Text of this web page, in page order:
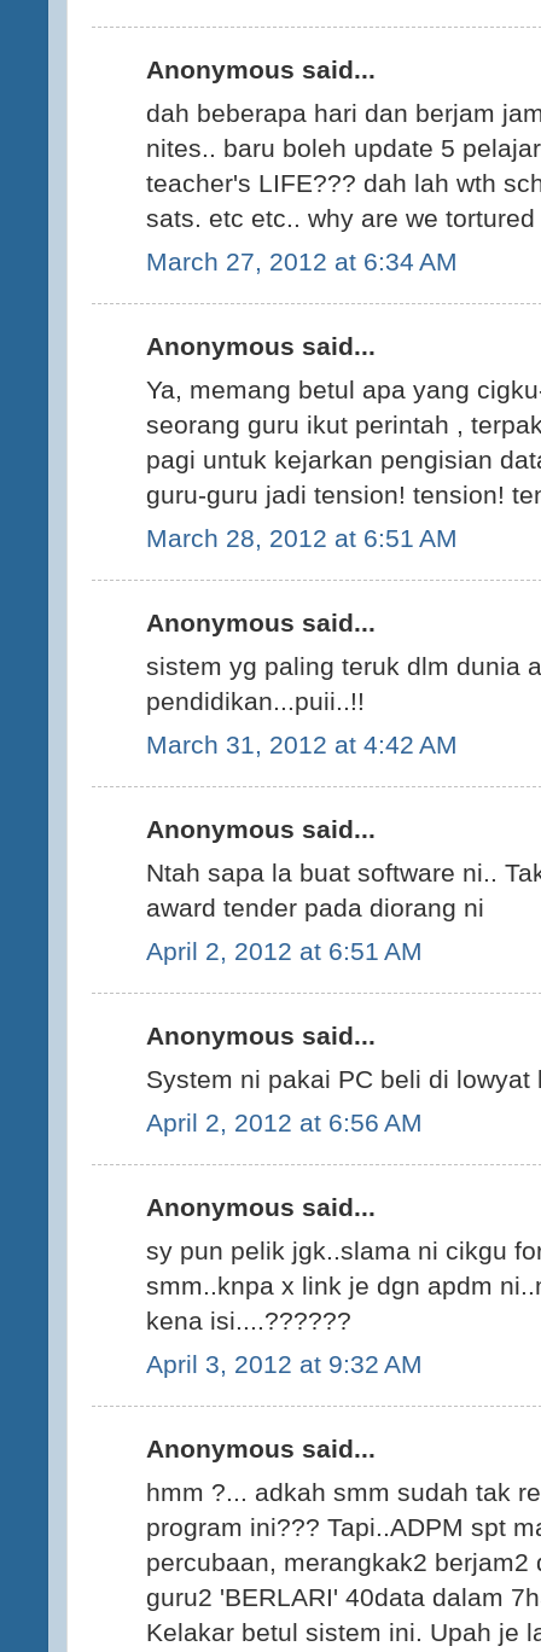
Anonymous said...
dah beberapa hari dan berjam
nites.. baru boleh update 5
teacher's LIFE??? dah lah wth
sats. etc etc.. why are we
March 27, 2012 at 6:34 AM
Anonymous said...
Ya, memang betul apa yang
seorang guru ikut perintah ,
pagi untuk kejarkan pengisian
guru-guru jadi tension! tension!
March 28, 2012 at 6:51 AM
Anonymous said...
sistem yg paling teruk dlm dunia
pendidikan...puii..!!
March 31, 2012 at 4:42 AM
Anonymous said...
Ntah sapa la buat software ni..
award tender pada diorang ni
April 2, 2012 at 6:51 AM
Anonymous said...
System ni pakai PC beli di lowyat
April 2, 2012 at 6:56 AM
Anonymous said...
sy pun pelik jgk..slama ni cikgu
smm..knpa x link je dgn apdm
kena isi....??????
April 3, 2012 at 9:32 AM
Anonymous said...
hmm ?... adkah smm sudah tak
program ini??? Tapi..ADPM spt
percubaan, merangkak2
guru2 'BERLARI' 40data dalam
Kelakar betul sistem ini. Upah je